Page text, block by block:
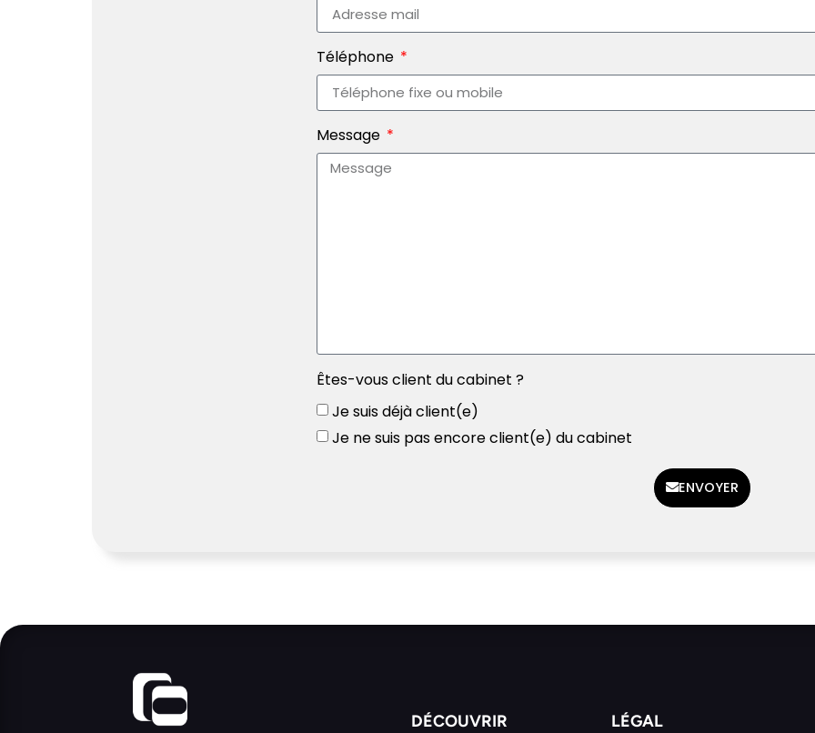
Téléphone
Message
Êtes-vous client du cabinet ?
Je suis déjà client(e)
Je ne suis pas encore client(e) du cabinet
ENVOYER
DÉCOUVRIR LÉGAL